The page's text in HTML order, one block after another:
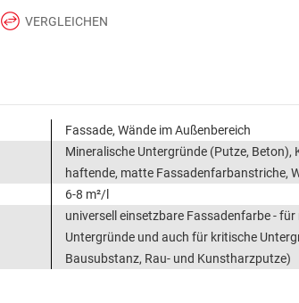
VERGLEICHEN
Fassade, Wände im Außenbereich
Mineralische Untergründe (Putze, Beton),
haftende, matte Fassadenfarbanstriche,
6-8 m²/l
universell einsetzbare Fassadenfarbe - für
Untergründe und auch für kritische
Bausubstanz, Rau- und Kunstharzputze)